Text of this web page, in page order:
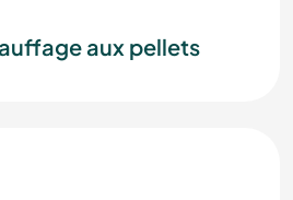
aux pellets